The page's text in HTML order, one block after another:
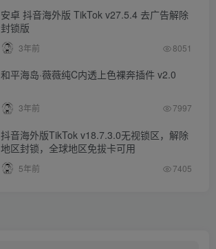
安卓 抖音海外版 TikTok v27.5.4 去广告解除
封锁版
3年前 8051
和平海岛·薇薇纯C内透上色裸奔插件 v2.0
3年前 7997
抖音海外版TikTok v18.7.3.0无视锁区，解除
地区封锁，全球地区免拔卡可用
5年前 7405